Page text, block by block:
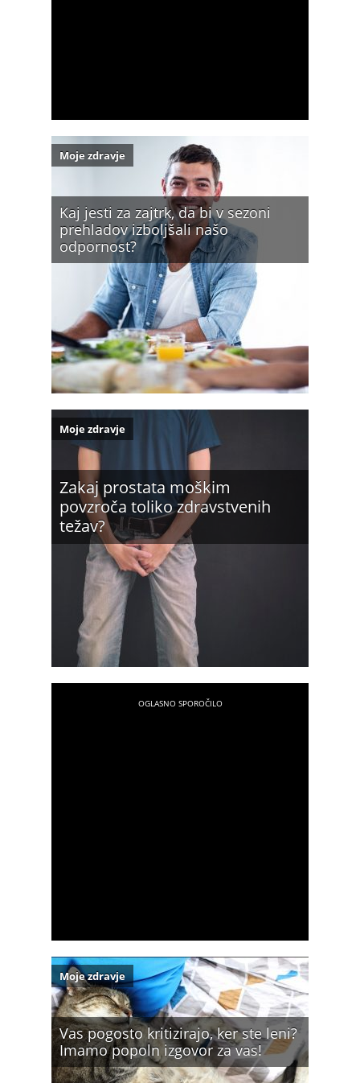
Kaj jesti za zajtrk, da bi v sezoni
prehladov izboljšali našo
odpornost?
Moje zdravje
Zakaj prostata moškim
povzroča toliko zdravstvenih
težav?
Moje zdravje
Vas pogosto kritizirajo, ker ste leni?
Imamo popoln izgovor za vas!
Moje zdravje